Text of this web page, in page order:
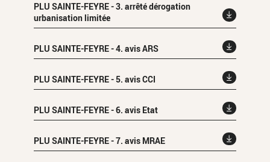
PLU SAINTE-FEYRE - 3. arrêté dérogation
urbanisation limitée
PLU SAINTE-FEYRE - 4. avis ARS
PLU SAINTE-FEYRE - 5. avis CCI
PLU SAINTE-FEYRE - 6. avis Etat
PLU SAINTE-FEYRE - 7. avis MRAE